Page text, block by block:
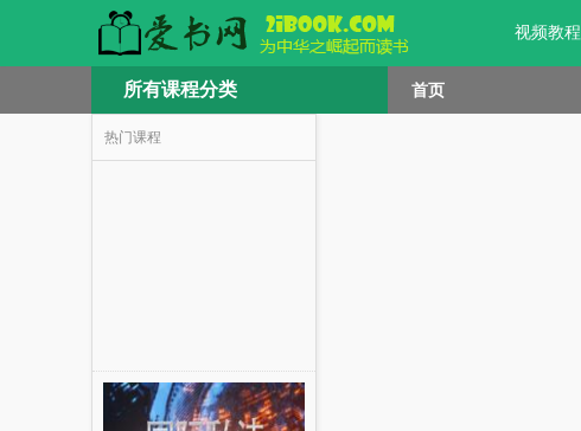
视频教程
所有课程分类 首页
热门课程